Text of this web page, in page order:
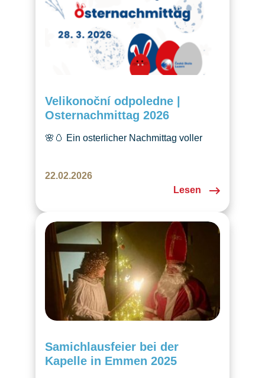
Velikonoční odpoledne |
Osternachmittag 2026
🌸🥚 Ein osterlicher Nachmittag voller
Leckereien. Sehen wir uns dort? Meldet
euch an über den Link im Beitrag. 🔗
22.02.2026
Lesen
Samichlausfeier bei der
Kapelle in Emmen 2025